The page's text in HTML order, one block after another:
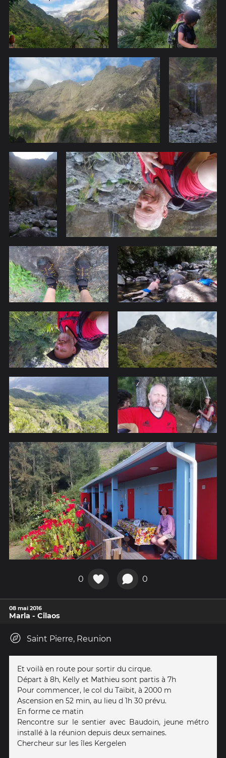
0 0
08 mai 2016
Marla - Cilaos
Saint Pierre, Reunion
Et voilà en route pour sortir du cirque.
Départ à 8h, Kelly et Mathieu sont partis à 7h
Pour commencer, le col du Taïbit, à 2000 m
Ascension en 52 min, au lieu d 1h 30 prévu.
En forme ce matin
Rencontre sur le sentier avec Baudoin, jeune métro
installé à la réunion depuis deux semaines.
Chercheur sur les îles Kergelen